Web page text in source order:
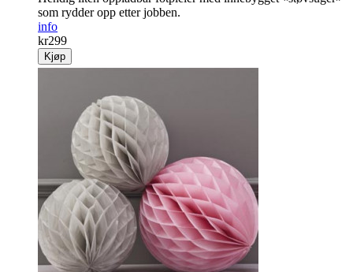
Oppladbar fotpleier
Hendig liten oppladbar fot­pleier med innebygget «støvsuger»
som rydder opp etter jobben.
info
kr
299
Kjøp